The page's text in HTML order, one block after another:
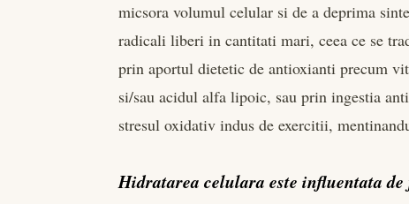
micsora volumul celular si de a deprima
radicali liberi in cantitati mari, ceea ce se
prin aportul dietetic de antioxianti precum
si/sau acidul alfa lipoic, sau prin ingestia
stresul oxidativ indus de exercitii,
Hidratarea celulara este influentata